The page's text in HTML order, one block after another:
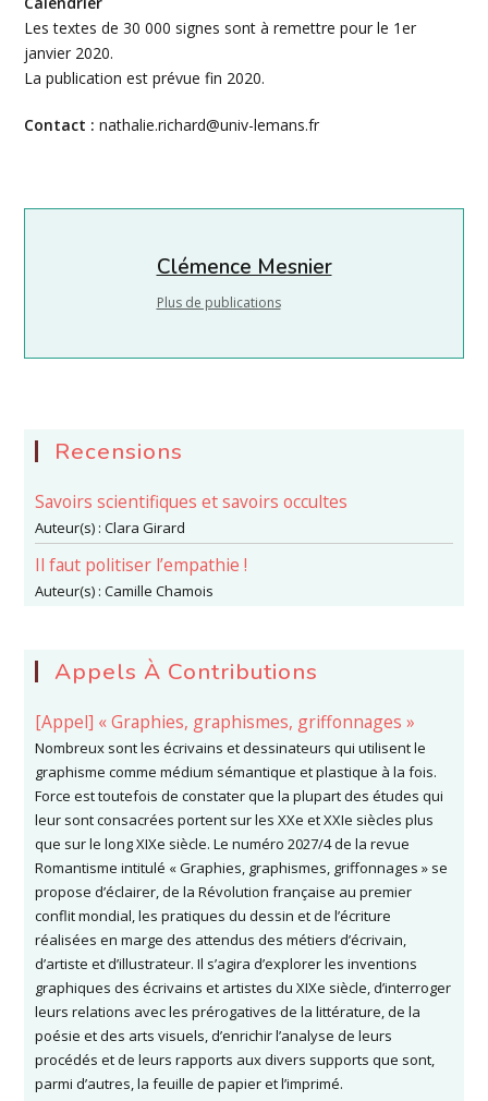
Les textes de 30 000 signes sont à remettre pour le 1er
janvier 2020.
La publication est prévue fin 2020.
Contact : nathalie.richard@univ-lemans.fr
Clémence Mesnier
Plus de publications
Recensions
Savoirs scientifiques et savoirs occultes
Auteur(s) :Clara Girard
Il faut politiser l’empathie !
Auteur(s) :Camille Chamois
Appels À Contributions
[Appel] « Graphies, graphismes, griffonnages »
Nombreux sont les écrivains et dessinateurs qui utilisent le
graphisme comme médium sémantique et plastique à la fois.
Force est toutefois de constater que la plupart des études qui
leur sont consacrées portent sur les XXe et XXIe siècles plus
que sur le long XIXe siècle. Le numéro 2027/4 de la revue
Romantisme intitulé « Graphies, graphismes, griffonnages » se
propose d’éclairer, de la Révolution française au premier
conflit mondial, les pratiques du dessin et de l’écriture
réalisées en marge des attendus des métiers d’écrivain,
d’artiste et d’illustrateur. Il s’agira d’explorer les inventions
graphiques des écrivains et artistes du XIXe siècle, d’interroger
leurs relations avec les prérogatives de la littérature, de la
poésie et des arts visuels, d’enrichir l’analyse de leurs
procédés et de leurs rapports aux divers supports que sont,
parmi d’autres, la feuille de papier et l’imprimé.